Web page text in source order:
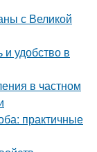
с Великой
удобство в
в частном
практичные